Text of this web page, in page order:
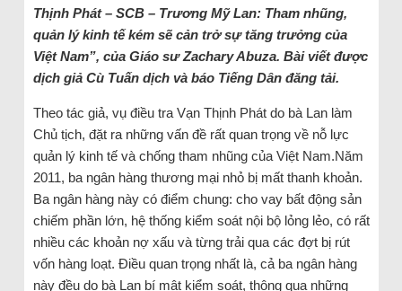
Thịnh Phát – SCB – Trương Mỹ Lan: Tham nhũng,
quản lý kinh tế kém sẽ cản trở sự tăng trưởng của
Việt Nam”, của Giáo sư Zachary Abuza. Bài viết được
dịch giả Cù Tuấn dịch và báo Tiếng Dân đăng tải.
Theo tác giả, vụ điều tra Vạn Thịnh Phát do bà Lan làm
Chủ tịch, đặt ra những vấn đề rất quan trọng về nỗ lực
quản lý kinh tế và chống tham nhũng của Việt Nam.Năm
2011, ba ngân hàng thương mại nhỏ bị mất thanh khoản.
Ba ngân hàng này có điểm chung: cho vay bất động sản
chiếm phần lớn, hệ thống kiểm soát nội bộ lỏng lẻo, có rất
nhiều các khoản nợ xấu và từng trải qua các đợt bị rút
vốn hàng loạt. Điều quan trọng nhất là, cả ba ngân hàng
này đều do bà Lan bí mật kiểm soát, thông qua những